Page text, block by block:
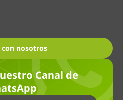
con nosotros
Canal de